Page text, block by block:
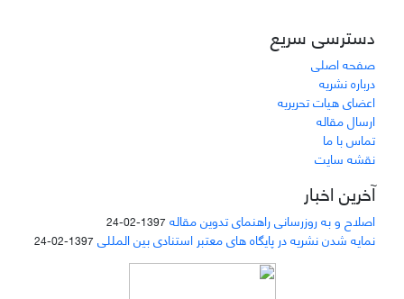
دسترسی سریع
صفحه اصلی
درباره نشریه
اعضای هیات تحریریه
ارسال مقاله
تماس با ما
نقشه سایت
آخرین اخبار
اصلاح و به روزرسانی راهنمای تدوین مقاله 1397-02-24
نمایه شدن نشریه در پایگاه های معتبر استنادی بین المللی 1397-02-24